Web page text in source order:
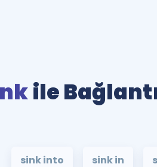
ile
sink into sink in